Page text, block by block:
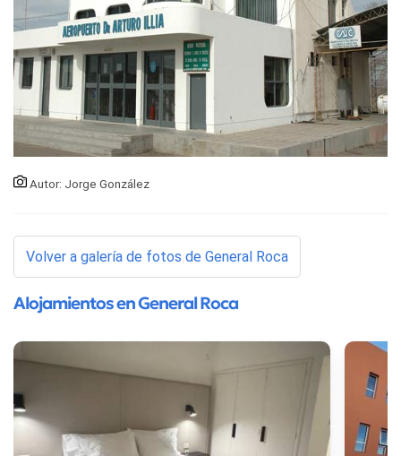
Autor: Jorge González
Volver a galería de fotos de General Roca
Alojamientos en General Roca